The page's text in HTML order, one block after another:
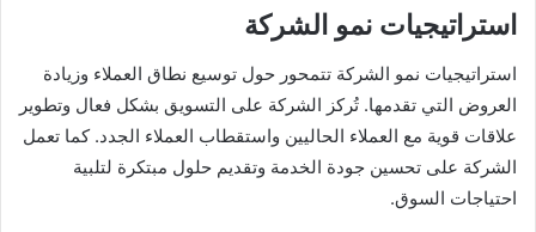
استراتيجيات نمو الشركة
استراتيجيات نمو الشركة تتمحور حول توسيع نطاق العملاء وزيادة
العروض التي تقدمها. تُركز الشركة على التسويق بشكل فعال وتطوير
علاقات قوية مع العملاء الحاليين واستقطاب العملاء الجدد. كما تعمل
الشركة على تحسين جودة الخدمة وتقديم حلول مبتكرة لتلبية
احتياجات السوق.